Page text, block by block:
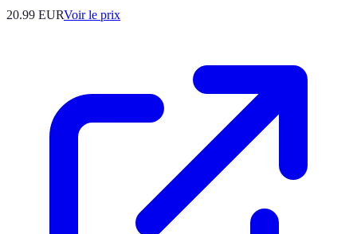
20.99 EURVoir le prix